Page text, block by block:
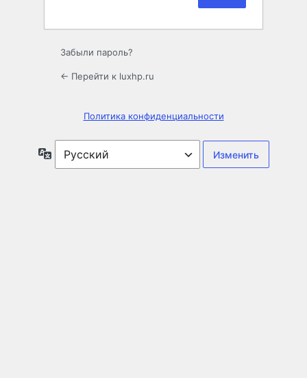
Забыли пароль?
← Перейти к luxhp.ru
Политика конфиденциальности
Язык